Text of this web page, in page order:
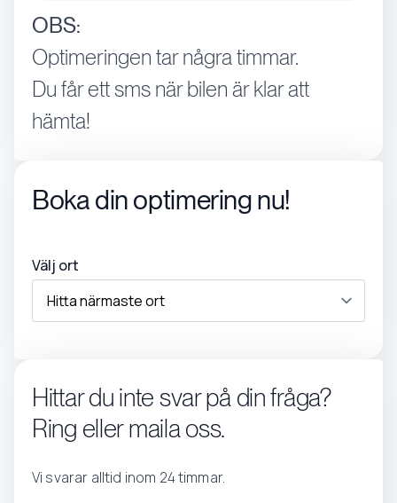
OBS:
Optimeringen tar några timmar.
Du får ett sms när bilen är klar att
hämta!
Boka din optimering nu!
Välj ort
Hittar du inte svar på din fråga?
Ring eller maila oss.
Vi svarar alltid inom 24 timmar.